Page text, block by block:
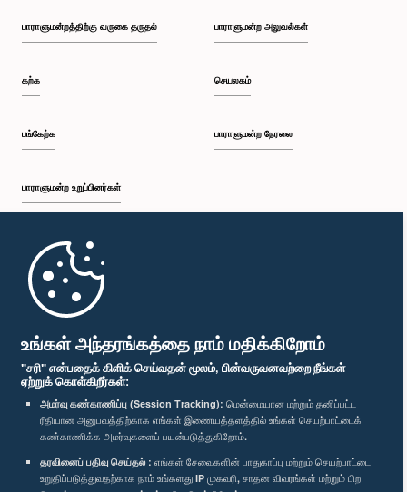
உங்கள் அந்தரங்கத்தை நாம் மதிக்கிறோம்
"சரி" என்பதைக் கிளிக் செய்வதன் மூலம், பின்வருவனவற்றை நீங்கள்
ஏற்றுக் கொள்கிறீர்கள்:
அமர்வு கண்காணிப்பு (Session Tracking): மென்மையான மற்றும் தனிப்பட்ட
ரீதியான அனுபவத்திற்காக எங்கள் இணையத்தளத்தில் உங்கள் செயற்பாட்டைக்
கண்காணிக்க அமர்வுகளைப் பயன்படுத்துகிறோம்.
தரவினைப் பதிவு செய்தல் : எங்கள் சேவைகளின் பாதுகாப்பு மற்றும் செயற்பாட்டை
உறுதிப்படுத்துவதற்காக நாம் உங்களது IP முகவரி, சாதன விவரங்கள் மற்றும் பிற
பாராளுமன்றத்திற்கு வருகை தருதல்
கற்க
பங்கேற்க
பாராளுமன்ற உறுப்பினர்கள்
முதற்பக்கம்
பாராளுமன்ற அலுவல்கள்
செயலகம்
பாராளுமன்ற நேரலை
பாராளுமன்ற கையடக்க செயலி
எம்மை பின்தொடர்க :
விருதுகள்